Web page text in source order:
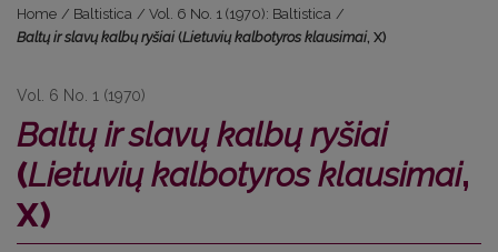
Home / Baltistica / Vol. 6 No. 1 (1970): Baltistica /
Baltų ir slavų kalbų ryšiai(Lietuvių kalbotyros klausimai, X)
Vol. 6 No. 1 (1970)
Baltų ir slavų kalbų ryšiai
(Lietuvių kalbotyros klausimai,
X)